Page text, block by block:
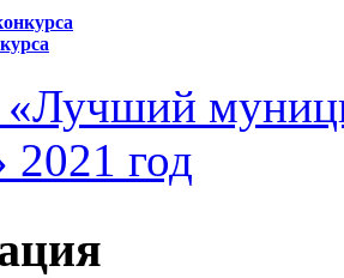
«Лучший
2021 год